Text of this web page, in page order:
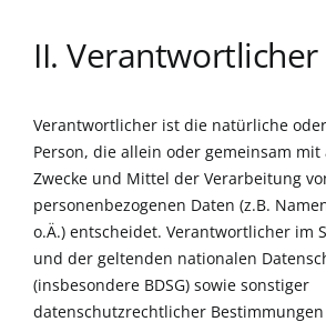
II. Verantwortlicher
Verantwortlicher ist die natürliche
Person, die allein oder gemeinsam
Zwecke und Mittel der Verarbeitung
personenbezogenen Daten (z.B.
o.Ä.) entscheidet. Verantwortlicher im
und der geltenden nationalen
(insbesondere BDSG) sowie sonstiger
datenschutzrechtlicher